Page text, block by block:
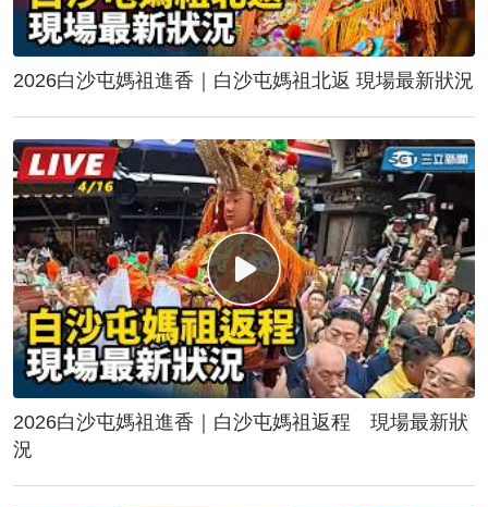
2026白沙屯媽祖進香｜白沙屯媽祖北返 現場最新狀況
2026白沙屯媽祖進香｜白沙屯媽祖返程 現場最新狀
況